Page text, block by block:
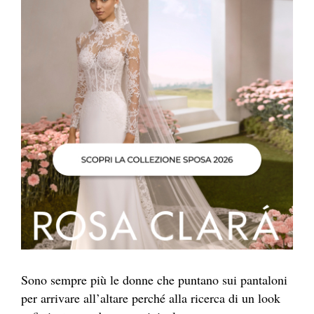
Sono sempre più le donne che puntano sui pantaloni
per arrivare all’altare perché alla ricerca di un look